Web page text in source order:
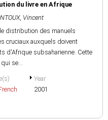
du livre en Afrique
Vincent
distribution des manuels
cruciaux auxquels doivent
d'Afrique subsaharienne. Cette
se...
Year
2001